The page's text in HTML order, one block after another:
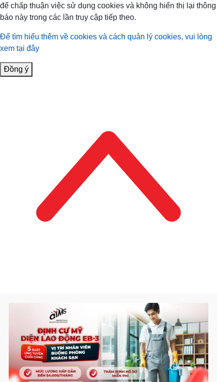
để chấp thuận việc sử dụng cookies và không hiển thị lại thông
báo này trong các lần truy cập tiếp theo.
Để tìm hiểu thêm về cookies và cách quản lý cookies, vui lòng
xem tại đây
Đồng ý